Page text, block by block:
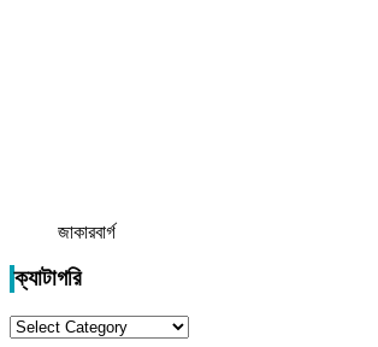
জাকারবার্গ
ক্যাটাগরি
ক্যাটাগরি